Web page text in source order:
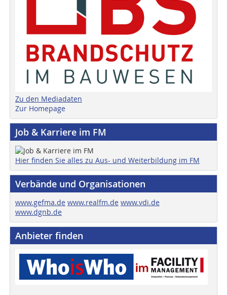
Zu den Mediadaten
Zur Homepage
Job & Karriere im FM
Hier finden Sie alles zu Aus- und Weiterbildung im FM
Verbände und Organisationen
www.gefma.de www.realfm.de www.vdi.de
www.dgnb.de
Anbieter finden